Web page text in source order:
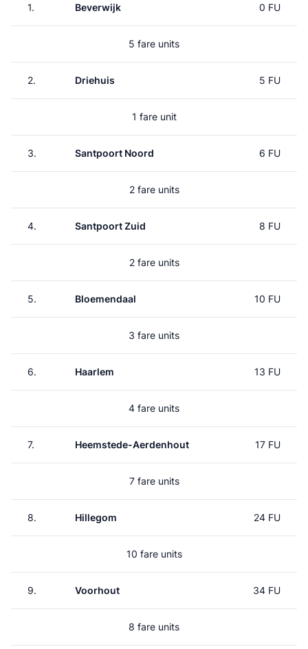
1. Beverwijk 0 FU
5 fare units
2. Driehuis 5 FU
1 fare unit
3. Santpoort Noord 6 FU
2 fare units
4. Santpoort Zuid 8 FU
2 fare units
5. Bloemendaal 10 FU
3 fare units
6. Haarlem 13 FU
4 fare units
7. Heemstede-Aerdenhout 17 FU
7 fare units
8. Hillegom 24 FU
10 fare units
9. Voorhout 34 FU
8 fare units